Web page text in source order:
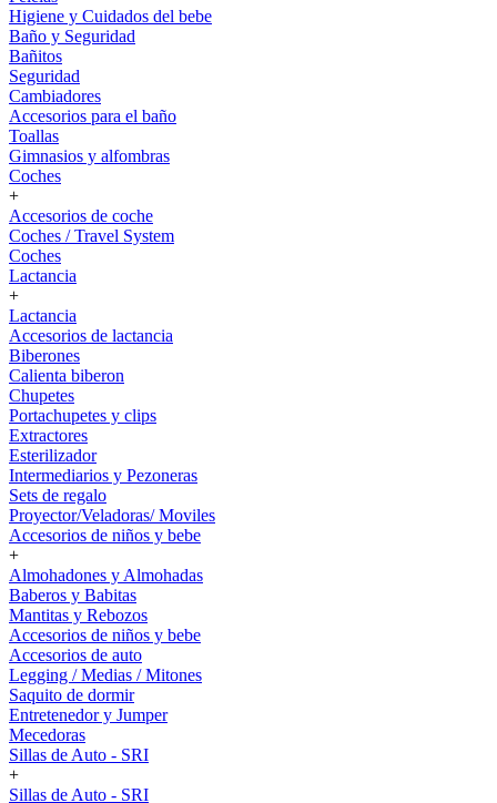
Higiene y Cuidados del bebe
Baño y Seguridad
Bañitos
Seguridad
Cambiadores
Accesorios para el baño
Toallas
Gimnasios y alfombras
Coches
+
Accesorios de coche
Coches / Travel System
Coches
Lactancia
+
Lactancia
Accesorios de lactancia
Biberones
Calienta biberon
Chupetes
Portachupetes y clips
Extractores
Esterilizador
Intermediarios y Pezoneras
Sets de regalo
Proyector/Veladoras/ Moviles
Accesorios de niños y bebe
+
Almohadones y Almohadas
Baberos y Babitas
Mantitas y Rebozos
Accesorios de niños y bebe
Accesorios de auto
Legging / Medias / Mitones
Saquito de dormir
Entretenedor y Jumper
Mecedoras
Sillas de Auto - SRI
+
Sillas de Auto - SRI